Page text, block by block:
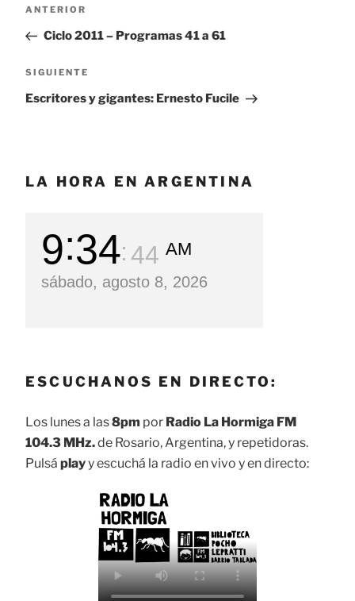
entradas
Entrada
anterior:
ANTERIOR
Ciclo 2011 – Programas 41 a 61
Siguiente
entrada
SIGUIENTE
Escritores y gigantes: Ernesto Fucile
LA HORA EN ARGENTINA
9 34 46 AM
sábado, agosto 8, 2026
ESCUCHANOS EN DIRECTO:
Los lunes a las8pm por Radio La Hormiga FM
104.3 MHz.de Rosario, Argentina, y repetidoras.
Pulsá playy escuchá la radio en vivo y en directo: